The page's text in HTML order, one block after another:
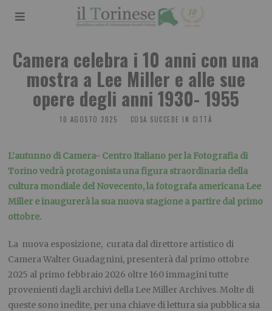
Camera celebra i 10 anni con una
mostra a Lee Miller e alle sue
opere degli anni 1930- 1955
10 AGOSTO 2025 COSA SUCCEDE IN CITTÀ
L’autunno di Camera- Centro Italiano per la Fotografia di
Torino vedrà protagonista una figura straordinaria della
cultura mondiale del Novecento, la fotografa americana Lee
Miller e inaugurerà la sua nuova stagione a partire dal primo
ottobre.
La nuova esposizione, curata dal direttore artistico di
Camera Walter Guadagnini, presenterà dal primo ottobre
2025 al primo febbraio 2026 oltre 160 immagini tutte
provenienti dagli archivi della Lee Miller Archives. Molte di
queste sono inedite, per una chiave di lettura sia pubblica sia